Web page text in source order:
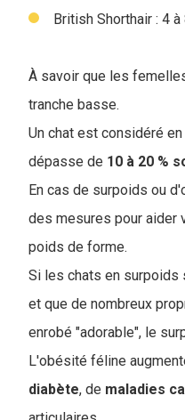
British Shorthair : 4 à
À savoir que les
tranche basse.
Un chat est considéré
dépasse de 10 à 20 %
En cas de surpoids ou
des mesures pour aider
poids de forme.
Si les chats en surpoids
et que de nombreux
enrobé "adorable", le
L'obésité féline
diabète, de maladies